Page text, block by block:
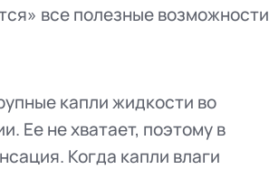
все полезные возможности
капли жидкости во
Ее не хватает, поэтому в
Когда капли влаги